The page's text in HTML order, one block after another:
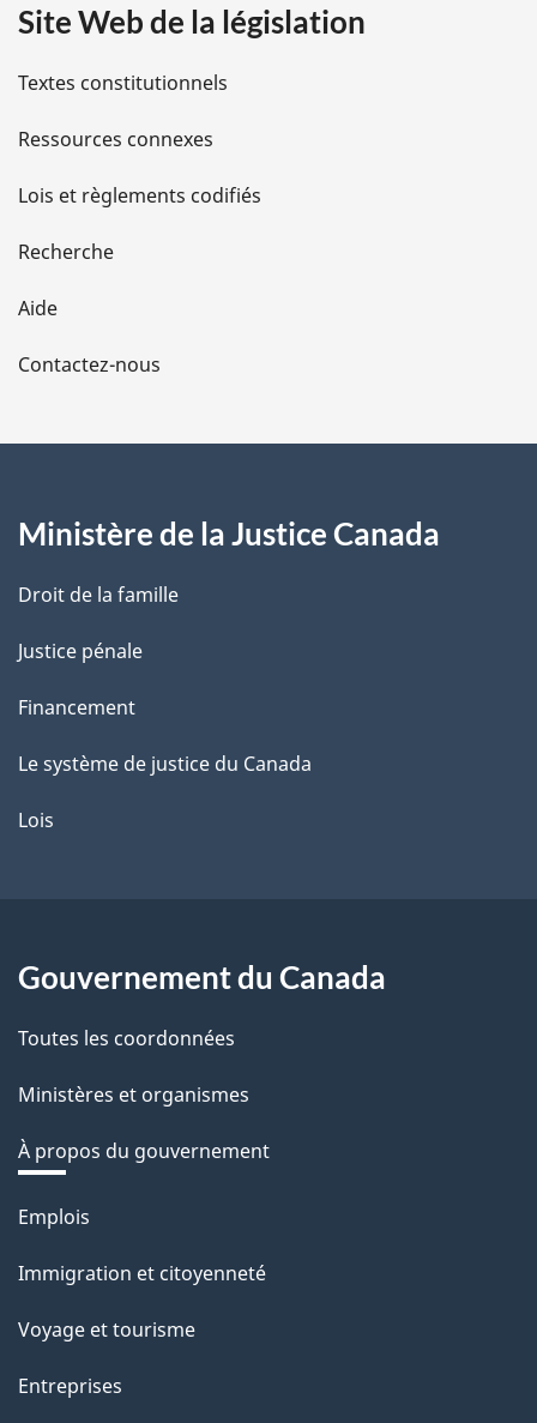
i
l
s
d
e
l
a
e
Site Web de la législation
Textes constitutionnels
Ressources connexes
Lois et règlements codifiés
Recherche
Aide
Contactez-nous
Ministère de la Justice Canada
Droit de la famille
Justice pénale
Financement
Le système de justice du Canada
Lois
Gouvernement du Canada
Toutes les coordonnées
Ministères et organismes
À propos du gouvernement
Thèmes
sujets
Emplois
Immigration et citoyenneté
Voyage et tourisme
Entreprises